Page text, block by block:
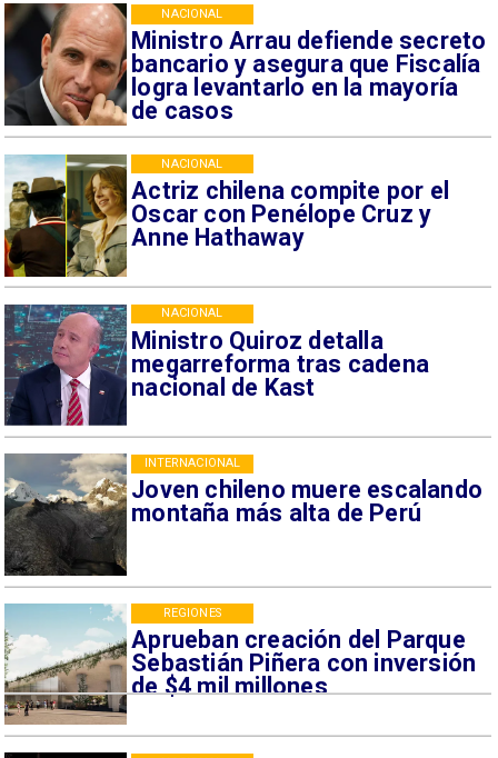
Ministro Arrau defiende secreto
bancario y asegura que Fiscalía
logra levantarlo en la mayoría
de casos
NACIONAL
Actriz chilena compite por el
Oscar con Penélope Cruz y
Anne Hathaway
NACIONAL
Ministro Quiroz detalla
megarreforma tras cadena
nacional de Kast
NACIONAL
Joven chileno muere escalando
montaña más alta de Perú
INTERNACIONAL
Aprueban creación del Parque
Sebastián Piñera con inversión
de $4 mil millones
REGIONES